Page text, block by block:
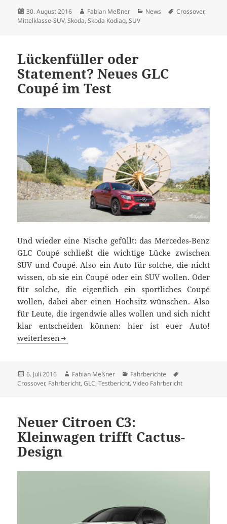
Veröffentlicht
am
30. August 2016 Autor
Fabian Meßner Kategorien
News Schlagwörter
Crossover,
Mittelklasse-SUV,Skoda,Skoda Kodiaq,SUV
Lückenfüller oder
Statement? Neues GLC
Coupé im Test
Und wieder eine Nische gefüllt: das Mercedes-Benz
GLC Coupé schließt die wichtige Lücke zwischen
SUV und Coupé. Also ein Auto für solche, die nicht
wissen, ob sie ein Coupé oder ein SUV wollen. Oder
für solche, die eigentlich ein sportliches Coupé
wollen, dabei aber einen Hochsitz wünschen. Also
für Leute, die irgendwie alles wollen und sich nicht
klar entscheiden können: hier ist euer Auto!
Lückenfüller oder Statement? Neues GLC Coupé im Test
weiterlesen
Veröffentlicht
am
6. Juli 2016 Autor
Fabian Meßner Kategorien
Fahrberichte
Crossover, Fahrbericht,GLC,Testbericht,Video Fahrbericht
Neuer Citroen C3:
Kleinwagen trifft Cactus-
Design